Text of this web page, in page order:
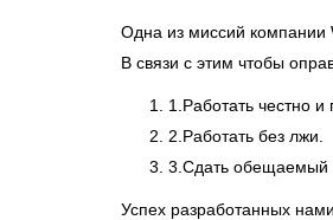
Одна из миссий компании
В связи с этим чтобы
1.Работать честно и
2.Работать без лжи.
3.Сдать обещаемый
Успех разработанных